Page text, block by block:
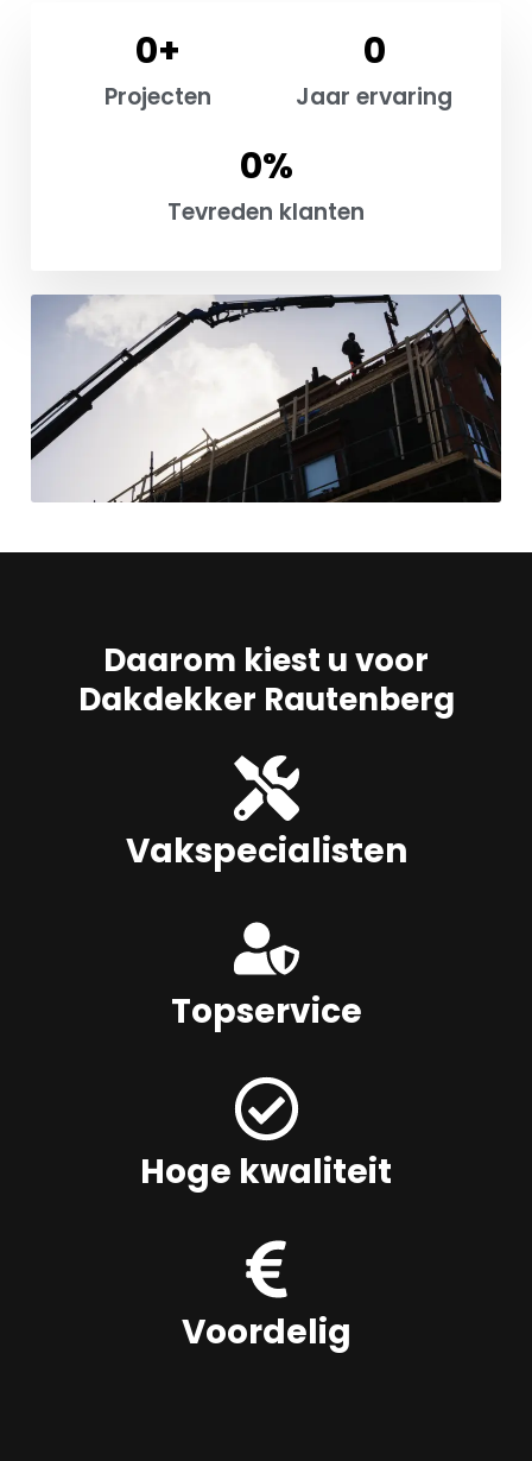
Projecten
0+
Jaar ervaring
0
Tevreden klanten
0%
Daarom kiest u voor
Dakdekker Rautenberg
Vakspecialisten
Topservice
Hoge kwaliteit
Voordelig